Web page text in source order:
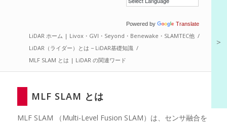
Powered by Translate
LiDAR ホーム | Livox・GVI・Seyond・Benewake・SLAMTEC他 /
LiDAR（ライダー）とは − LiDAR基礎知識 /
MLF SLAM とは | LiDAR の関連ワード
MLF SLAM とは
MLF SLAM （Multi-Level Fusion SLAM）は、センサ融合を
＞